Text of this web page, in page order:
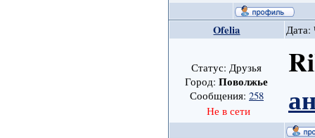
Ofelia Дата:
Статус: Друзья
Город:Поволжье
Сообщения: 258
Не в сети